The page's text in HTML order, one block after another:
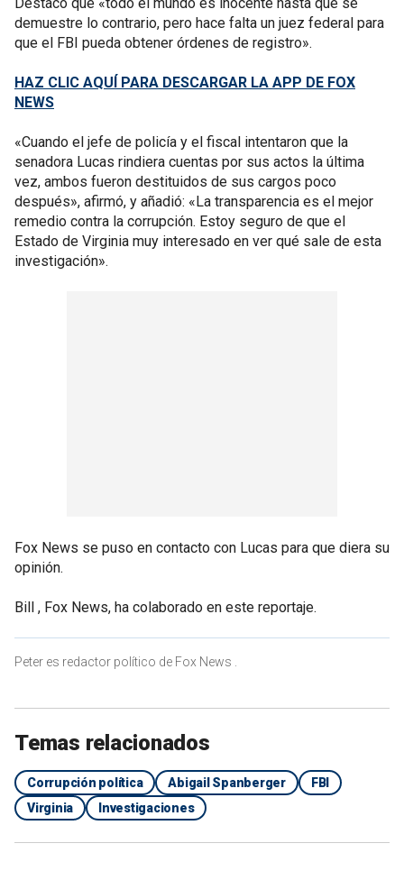
demuestre lo contrario, pero hace falta un juez federal para
que el FBI pueda obtener órdenes de registro».
HAZ CLIC AQUÍ PARA DESCARGAR LA APP DE FOX
NEWS
«Cuando el jefe de policía y el fiscal intentaron que la
senadora Lucas rindiera cuentas por sus actos la última
vez, ambos fueron destituidos de sus cargos poco
después», afirmó, y añadió: «La transparencia es el mejor
remedio contra la corrupción. Estoy seguro de que el
Estado de Virginia muy interesado en ver qué sale de esta
investigación».
Fox News se puso en contacto con Lucas para que diera su
opinión.
Bill , Fox News, ha colaborado en este reportaje.
Peter es redactor político de Fox News .
Temas relacionados
Corrupción política Abigail Spanberger
FBI
Virginia
Investigaciones